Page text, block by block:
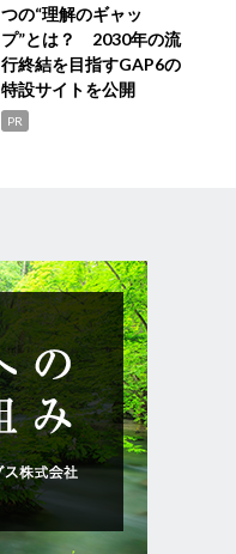
つの“理解のギャッ
プ”とは？ 2030年の流
行終結を目指すGAP6の
特設サイトを公開
PR